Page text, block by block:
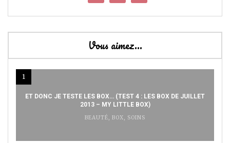
Vous aimez…
1
ET DONC JE TESTE LES BOX… (TEST 4 : LES BOX DE JUILLET
2013 – MY LITTLE BOX)
BEAUTÉ, BOX, SOINS